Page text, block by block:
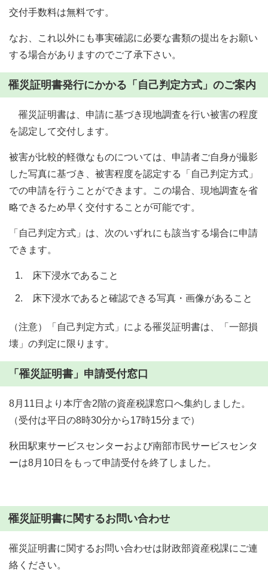
交付手数料は無料です。
なお、これ以外にも事実確認に必要な書類の提出をお願い
する場合がありますのでご了承下さい。
罹災証明書発行にかかる「自己判定方式」のご案内
罹災証明書は、申請に基づき現地調査を行い被害の程度
を認定して交付します。
被害が比較的軽微なものについては、申請者ご自身が撮影
した写真に基づき、被害程度を認定する「自己判定方式」
での申請を行うことができます。この場合、現地調査を省
略できるため早く交付することが可能です。
「自己判定方式」は、次のいずれにも該当する場合に申請
できます。
床下浸水であること
床下浸水であると確認できる写真・画像があること
（注意）「自己判定方式」による罹災証明書は、「一部損
壊」の判定に限ります。
「罹災証明書」申請受付窓口
8月11日より本庁舎2階の資産税課窓口へ集約しました。
（受付は平日の8時30分から17時15分まで）
秋田駅東サービスセンターおよび南部市民サービスセンタ
ーは8月10日をもって申請受付を終了しました。
罹災証明書に関するお問い合わせ
罹災証明書に関するお問い合わせは財政部資産税課にご連
絡ください。